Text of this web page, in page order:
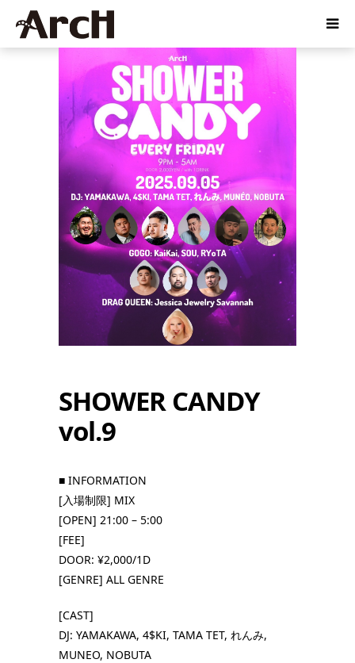
SHOWER CANDY
vol.9
■ INFORMATION
[入場制限] MIX
[OPEN] 21:00 – 5:00
[FEE]
DOOR: ¥2,000/1D
[GENRE] ALL GENRE
[CAST]
DJ: YAMAKAWA, 4$KI, TAMA TET, れんみ,
MUNEO, NOBUTA